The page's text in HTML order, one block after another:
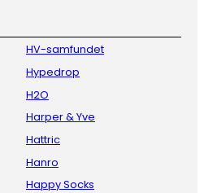
HV-samfundet
Hypedrop
H2O
Harper & Yve
Hattric
Hanro
Happy Socks